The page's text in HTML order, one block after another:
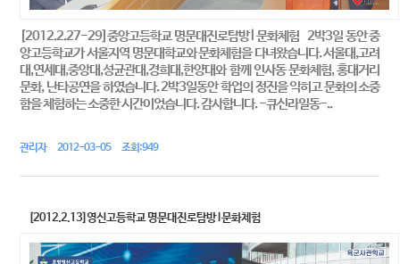
[2012.2.27-29]중앙고등학교 명문대진로탐방 l 문화체험 2박3일 동안 중
앙고등학교가 서울지역 명문대학교와 문화체험을 다녀왔습니다. 서울대,고려
대,연세대,중앙대,성균관대,경희대,한양대와 함께 인사동 문화체험, 홍대거리
문화, 난타공연을 하였습니다. 2박3일동안 학업의 정진을 익히고 문화의 소중
함을 체험하는 소중한 시간이었습니다. 감사합니다. -큐신라일동-..
관리자 2012-03-05 조회:949
[2012.2.13]영신고등학교 명문대진로탐방 l 문화체험